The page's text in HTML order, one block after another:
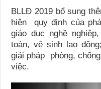
BLLĐ 2019 bổ sung
hiện quy định của
giáo dục nghề
toàn, vệ sinh lao
giải pháp phòng,
việc.